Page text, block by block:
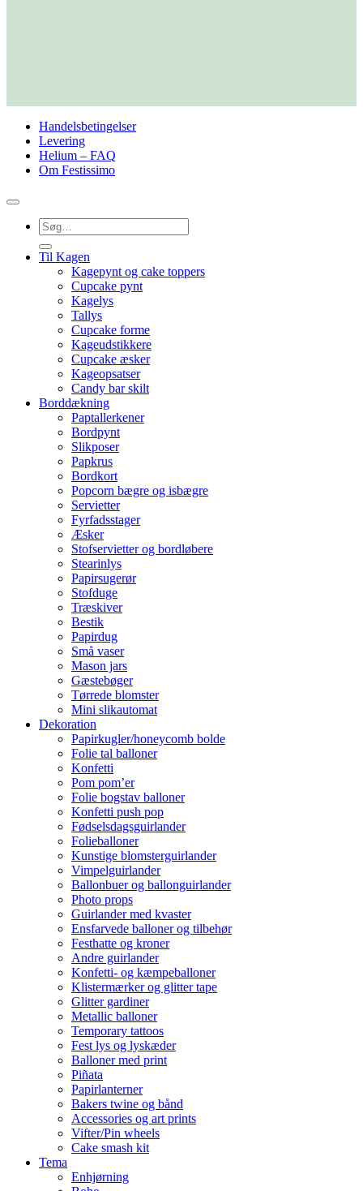
Handelsbetingelser
Levering
Helium – FAQ
Om Festissimo
Søg
efter:
Til Kagen
Kagepynt og cake toppers
Cupcake pynt
Kagelys
Tallys
Cupcake forme
Kageudstikkere
Cupcake æsker
Kageopsatser
Candy bar skilt
Borddækning
Paptallerkener
Bordpynt
Slikposer
Papkrus
Bordkort
Popcorn bægre og isbægre
Servietter
Fyrfadsstager
Æsker
Stofservietter og bordløbere
Stearinlys
Papirsugerør
Stofduge
Træskiver
Bestik
Papirdug
Små vaser
Mason jars
Gæstebøger
Tørrede blomster
Mini slikautomat
Dekoration
Papirkugler/honeycomb bolde
Folie tal balloner
Konfetti
Pom pom’er
Folie bogstav balloner
Konfetti push pop
Fødselsdagsguirlander
Folieballoner
Kunstige blomsterguirlander
Vimpelguirlander
Ballonbuer og ballonguirlander
Photo props
Guirlander med kvaster
Ensfarvede balloner og tilbehør
Festhatte og kroner
Andre guirlander
Konfetti- og kæmpeballoner
Klistermærker og glitter tape
Glitter gardiner
Metallic balloner
Temporary tattoos
Fest lys og lyskæder
Balloner med print
Piñata
Papirlanterner
Bakers twine og bånd
Accessories og art prints
Vifter/Pin wheels
Cake smash kit
Tema
Enhjørning